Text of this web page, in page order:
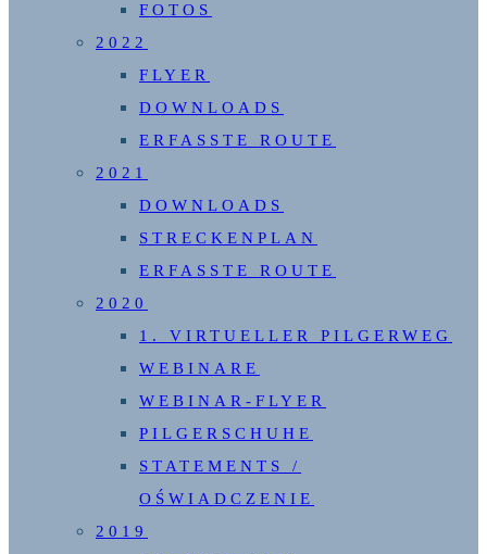
FOTOS
2022
FLYER
DOWNLOADS
ERFASSTE ROUTE
2021
DOWNLOADS
STRECKENPLAN
ERFASSTE ROUTE
2020
1. VIRTUELLER PILGERWEG
WEBINARE
WEBINAR-FLYER
PILGERSCHUHE
STATEMENTS /
OŚWIADCZENIE
2019